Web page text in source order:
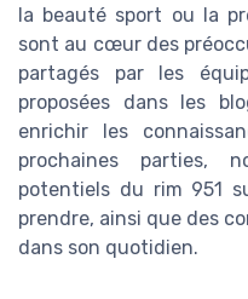
la beauté sport ou la
sont au cœur des
partagés par les
proposées dans les
enrichir les
prochaines parties,
potentiels du rim 951
prendre, ainsi que des
dans son quotidien.